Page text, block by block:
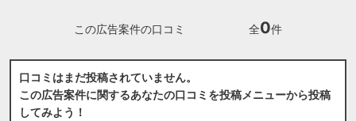
この広告案件の口コミ 全0件
口コミはまだ投稿されていません。
この広告案件に関するあなたの口コミを投稿メニューから投稿
してみよう！